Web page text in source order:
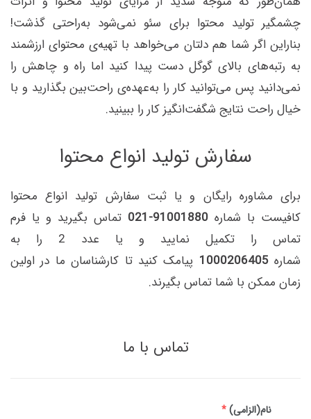
چشمگیر تولید محتوا برای سئو نمی‌شود به‌‌راحتی گذشت!
بناراین اگر شما هم دلتان می‌خواهد با تهیه‌ی محتوای ارزشمند
به رتبه‌های بالای گوگل دست پیدا کنید اما راه و چاهش را
نمی‌دانید پس می‌توانید کار را به‌عهده‌ی راحت‌بین بگذارید و با
خیال راحت نتایج شگفت‌انگیز کار را ببینید.
سفارش تولید انواع محتوا
برای مشاوره رایگان و یا ثبت سفارش تولید انواع محتوا
کافیست با شماره 91001880-021
تماس بگیرید و یا فرم
تماس را تکمیل نمایید و یا عدد 2 را به
شماره 1000206405پیامک کنید تا کارشناسان ما در اولین
زمان ممکن با شما تماس بگیرند.
تماس با ما
نام(الزامی)*